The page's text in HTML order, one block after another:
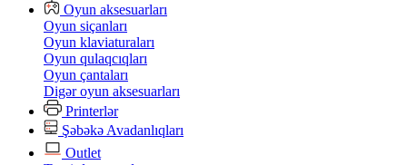
Oyun aksesuarları
Oyun siçanları
Oyun klaviaturaları
Oyun qulaqcıqları
Oyun çantaları
Digər oyun aksesuarları
Printerlər
Şəbəkə Avadanlıqları
Outlet